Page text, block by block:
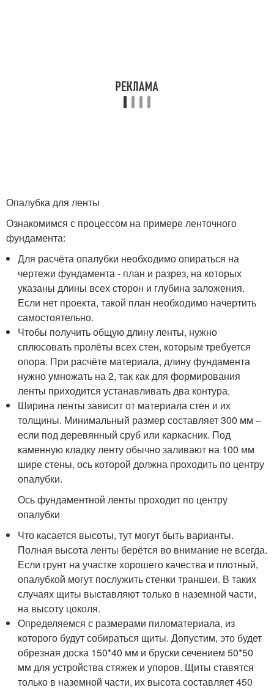
Опалубка для ленты
Ознакомимся с процессом на примере ленточного
фундамента:
Для расчёта опалубки необходимо опираться на
чертежи фундамента - план и разрез, на которых
указаны длины всех сторон и глубина заложения.
Если нет проекта, такой план необходимо начертить
самостоятельно.
Чтобы получить общую длину ленты, нужно
сплюсовать пролёты всех стен, которым требуется
опора. При расчёте материала, длину фундамента
нужно умножать на 2, так как для формирования
ленты приходится устанавливать два контура.
Ширина ленты зависит от материала стен и их
толщины. Минимальный размер составляет 300 мм –
если под деревянный сруб или каркасник. Под
каменную кладку ленту обычно заливают на 100 мм
шире стены, ось которой должна проходить по центру
опалубки.
Ось фундаментной ленты проходит по центру
опалубки
Что касается высоты, тут могут быть варианты.
Полная высота ленты берётся во внимание не всегда.
Если грунт на участке хорошего качества и плотный,
опалубкой могут послужить стенки траншеи. В таких
случаях щиты выставляют только в наземной части,
на высоту цоколя.
Определяемся с размерами пиломатериала, из
которого будут собираться щиты. Допустим, это будет
обрезная доска 150*40 мм и бруски сечением 50*50
мм для устройства стяжек и упоров. Щиты ставятся
только в наземной части, их высота составляет 450